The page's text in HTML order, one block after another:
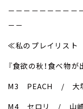
－－－－－－－－－
－－
≪私のプレイリスト
『食欲の秋！食べ物が
M3 PEACH / 大
M4 セロリ / 山崎